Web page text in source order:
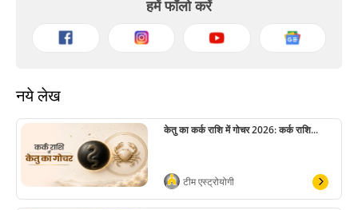
हमें फॉलो करें
नये लेख
केतु का कर्क राशि में गोचर 2026: कर्क राशि...
टीम एस्ट्रोयोगी